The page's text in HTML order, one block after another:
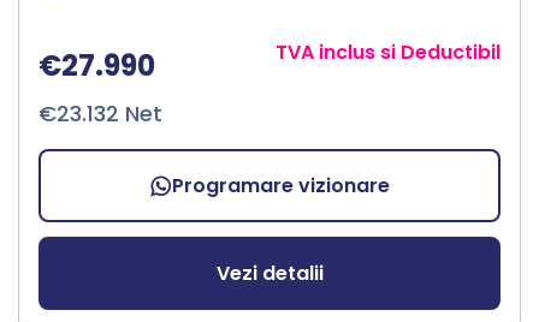
€27.990
€23.132 Net
TVA inclus si Deductibil
Programare vizionare
Vezi detalii